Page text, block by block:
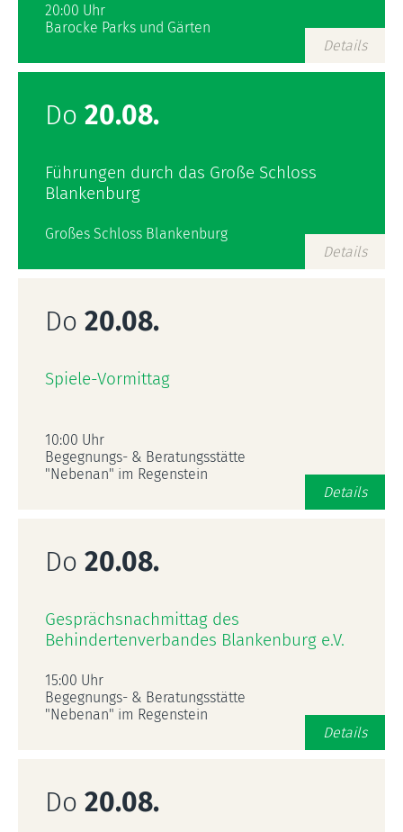
20:00 Uhr
Barocke Parks und Gärten
Details
Do 20.08.
Führungen durch das Große Schloss
Blankenburg
Großes Schloss Blankenburg
Details
Do 20.08.
Spiele-Vormittag
10:00 Uhr
Begegnungs- & Beratungsstätte
"Nebenan" im Regenstein
Details
Do 20.08.
Gesprächsnachmittag des
Behindertenverbandes Blankenburg e.V.
15:00 Uhr
Begegnungs- & Beratungsstätte
"Nebenan" im Regenstein
Details
Do 20.08.